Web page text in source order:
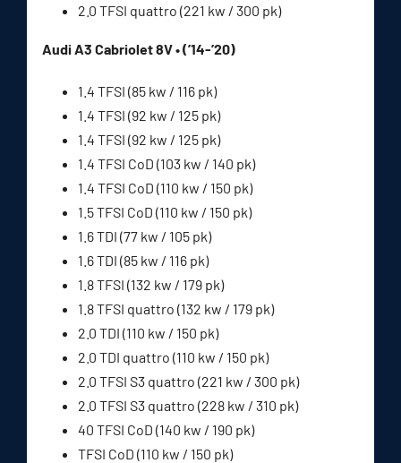
2.0 TFSI quattro (221 kw / 300 pk)
Audi A3 Cabriolet 8V • (’14-’20)
1.4 TFSI (85 kw / 116 pk)
1.4 TFSI (92 kw / 125 pk)
1.4 TFSI (92 kw / 125 pk)
1.4 TFSI CoD (103 kw / 140 pk)
1.4 TFSI CoD (110 kw / 150 pk)
1.5 TFSI CoD (110 kw / 150 pk)
1.6 TDI (77 kw / 105 pk)
1.6 TDI (85 kw / 116 pk)
1.8 TFSI (132 kw / 179 pk)
1.8 TFSI quattro (132 kw / 179 pk)
2.0 TDI (110 kw / 150 pk)
2.0 TDI quattro (110 kw / 150 pk)
2.0 TFSI S3 quattro (221 kw / 300 pk)
2.0 TFSI S3 quattro (228 kw / 310 pk)
40 TFSI CoD (140 kw / 190 pk)
TFSI CoD (110 kw / 150 pk)